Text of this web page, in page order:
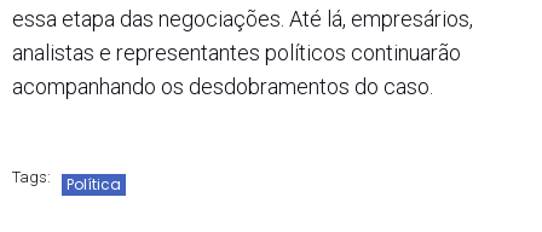
essa etapa das negociações. Até lá, empresários,
analistas e representantes políticos continuarão
acompanhando os desdobramentos do caso.
Tags: Política